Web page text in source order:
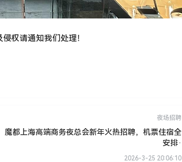
权请通知我们处理！
夜场招聘
魔都上海高端商务夜总会新年火热招聘，机票住宿全
安排·
2026-3-25 20:06:10